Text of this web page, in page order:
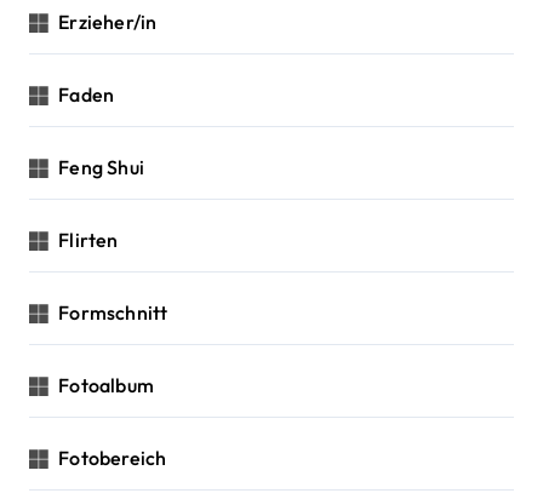
Erzieher/in
Faden
Feng Shui
Flirten
Formschnitt
Fotoalbum
Fotobereich